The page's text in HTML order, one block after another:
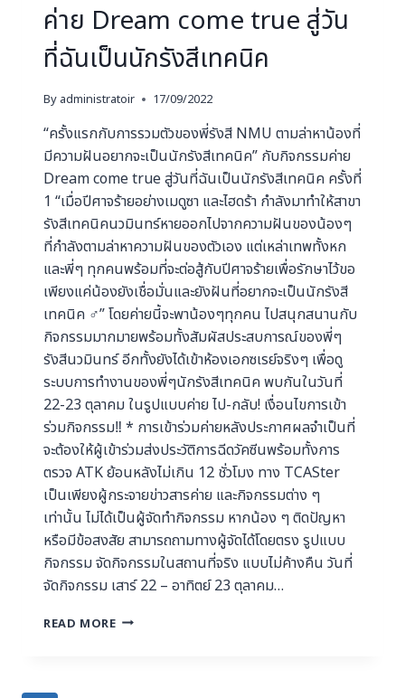
ค่าย Dream come true สู่วัน
ที่ฉันเป็นนักรังสีเทคนิค
By administratoir 17/09/2022
“ครั้งแรกกับการรวมตัวของพี่รังสี NMU ตามล่าหาน้องที่
มีความฝันอยากจะเป็นนักรังสีเทคนิค” กับกิจกรรมค่าย
Dream come true สู่วันที่ฉันเป็นนักรังสีเทคนิค ครั้งที่
1 “เมื่อปีศาจร้ายอย่างเมดูซา และไฮดร้า กําลังมาทําให้สาขา
รังสีเทคนิคนวมินทร์หายออกไปจากความฝันของน้องๆ
ที่กําลังตามล่าหาความฝันของตัวเอง แต่เหล่าเทพทั้งหก
และพี่ๆ ทุกคนพร้อมที่จะต่อสู้กับปีศาจร้ายเพื่อรักษาไว้ขอ
เพียงแค่น้องยังเชื่อมั่นและยังฝันที่อยากจะเป็นนักรังสี
เทคนิค ‍♂️” โดยค่ายนี้จะพาน้องๆทุกคน ไปสนุกสนานกับ
กิจกรรมมากมายพร้อมทั้งสัมผัสประสบการณ์ของพี่ๆ
รังสีนวมินทร์ อีกทั้งยังได้เข้าห้องเอกซเรย์จริงๆ เพื่อดู
ระบบการทํางานของพี่ๆนักรังสีเทคนิค พบกันในวันที่
22-23 ตุลาคม ในรูปแบบค่าย ไป-กลับ! เงื่อนไขการเข้า
ร่วมกิจกรรม‼ * การเข้าร่วมค่ายหลังประกาศผลจำเป็นที่
จะต้องให้ผู้เข้าร่วมส่งประวัติการฉีดวัคซีนพร้อมทั้งการ
ตรวจ ATK ย้อนหลังไม่เกิน 12 ชั่วโมง ทาง TCASter
เป็นเพียงผู้กระจายข่าวสารค่าย และกิจกรรมต่าง ๆ
เท่านั้น ไม่ได้เป็นผู้จัดทำกิจกรรม หากน้อง ๆ ติดปัญหา
หรือมีข้อสงสัย สามารถถามทางผู้จัดได้โดยตรง รูปแบบ
กิจกรรม จัดกิจกรรมในสถานที่จริง แบบไม่ค้างคืน วันที่
จัดกิจกรรม เสาร์ 22 – อาทิตย์ 23 ตุลาคม…
READ MORE